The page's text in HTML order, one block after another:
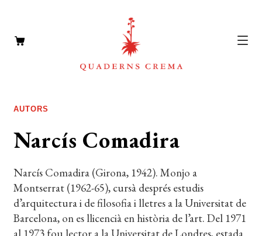
NOTÍCIES
L’EDITORIAL
el
menú
FOREIGN RIGHTS
DISTRIBUCIÓ
AUTORS
Narcís Comadira
Narcís Comadira (Girona, 1942). Monjo a
Montserrat (1962-65), cursà després estudis
d’arquitectura i de filosofia i lletres a la Universitat de
Barcelona, on es llicencià en història de l’art. Del 1971